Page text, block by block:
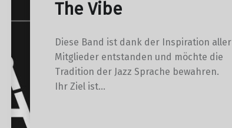
The Vibe
Diese Band ist dank der Inspiration aller
Mitglieder entstanden und möchte die
Tradition der Jazz Sprache bewahren.
Ihr Ziel ist…